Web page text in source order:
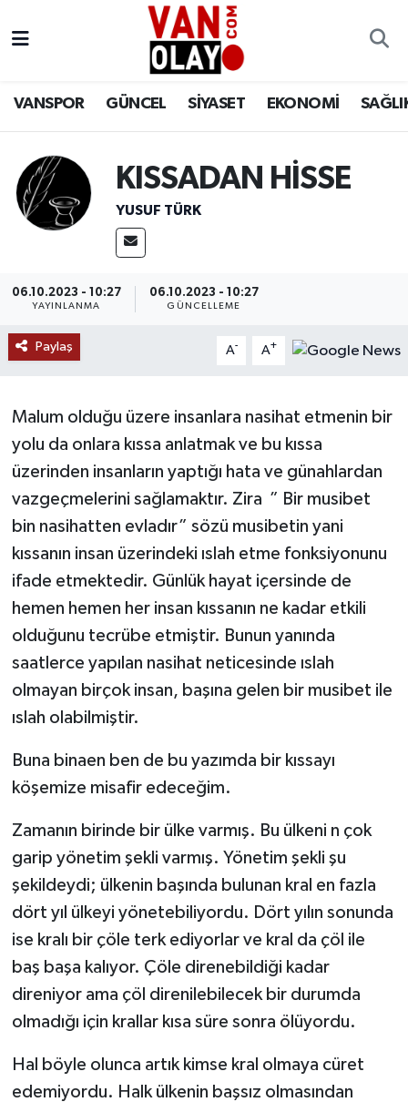
VANSPOR GÜNCEL SİYASET EKONOMİ
KISSADAN HİSSE
YUSUF TÜRK
06.10.2023 - 10:27
YAYINLANMA
06.10.2023 - 10:27
GÜNCELLEME
Paylaş A- A+
Malum olduğu üzere insanlara nasihat etmenin bir
yolu da onlara kıssa anlatmak ve bu kıssa
üzerinden insanların yaptığı hata ve günahlardan
vazgeçmelerini sağlamaktır. Zira ” Bir musibet
bin nasihatten evladır” sözü musibetin yani
kıssanın insan üzerindeki ıslah etme fonksiyonunu
ifade etmektedir. Günlük hayat içersinde de
hemen hemen her insan kıssanın ne kadar etkili
olduğunu tecrübe etmiştir. Bunun yanında
saatlerce yapılan nasihat neticesinde ıslah
olmayan birçok insan, başına gelen bir musibet ile
ıslah olabilmiştir.
Buna binaen ben de bu yazımda bir kıssayı
köşemize misafir edeceğim.
Zamanın birinde bir ülke varmış. Bu ülkeni n çok
garip yönetim şekli varmış. Yönetim şekli şu
şekildeydi; ülkenin başında bulunan kral en fazla
dört yıl ülkeyi yönetebiliyordu. Dört yılın sonunda
ise kralı bir çöle terk ediyorlar ve kral da çöl ile
baş başa kalıyor. Çöle direnebildiği kadar
direniyor ama çöl direnilebilecek bir durumda
olmadığı için krallar kısa süre sonra ölüyordu.
Hal böyle olunca artık kimse kral olmaya cüret
edemiyordu. Halk ülkenin başsız olmasından
Siyaset
Ekonomi
Eğitim
Bilim & Teknoloji
RESMİ İLANLAR
Van Nöbetçi Eczaneler
Van Namaz Vakitleri
Van Trafik Yoğunluk Haritası
Süper Lig Puan Durumu ve Fikstür
Tüm Manşetler
Son Dakika Haberleri